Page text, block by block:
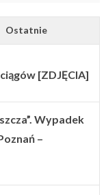
Ostatnie
[ZDJĘCIA]
Wypadek
–